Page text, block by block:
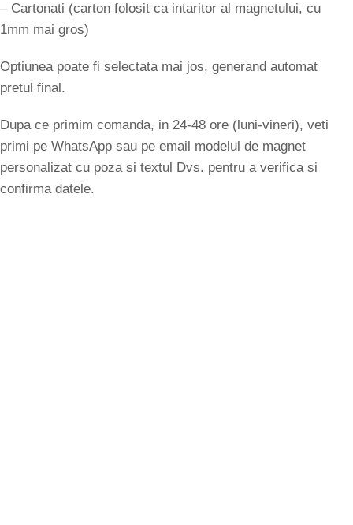
– Cartonati (carton folosit ca intaritor al magnetului, cu
1mm mai gros)
Optiunea poate fi selectata mai jos, generand automat
pretul final.
Dupa ce primim comanda, in 24-48 ore (luni-vineri), veti
primi pe WhatsApp sau pe email modelul de magnet
personalizat cu poza si textul Dvs. pentru a verifica si
confirma datele.